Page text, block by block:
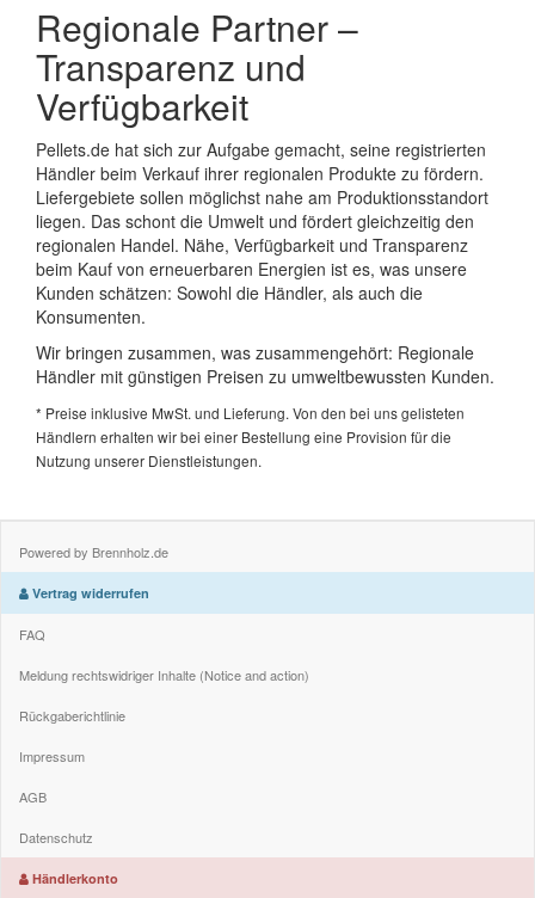
Regionale Partner –
Transparenz und
Verfügbarkeit
Pellets.de hat sich zur Aufgabe gemacht, seine registrierten
Händler beim Verkauf ihrer regionalen Produkte zu fördern.
Liefergebiete sollen möglichst nahe am Produktionsstandort
liegen. Das schont die Umwelt und fördert gleichzeitig den
regionalen Handel. Nähe, Verfügbarkeit und Transparenz
beim Kauf von erneuerbaren Energien ist es, was unsere
Kunden schätzen: Sowohl die Händler, als auch die
Konsumenten.
Wir bringen zusammen, was zusammengehört: Regionale
Händler mit günstigen Preisen zu umweltbewussten Kunden.
* Preise inklusive MwSt. und Lieferung. Von den bei uns gelisteten
Händlern erhalten wir bei einer Bestellung eine Provision für die
Nutzung unserer Dienstleistungen.
Powered by Brennholz.de
Vertrag widerrufen
FAQ
Meldung rechtswidriger Inhalte (Notice and action)
Rückgaberichtlinie
Impressum
AGB
Datenschutz
Händlerkonto